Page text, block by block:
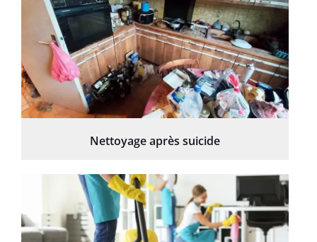
Nettoyage après suicide